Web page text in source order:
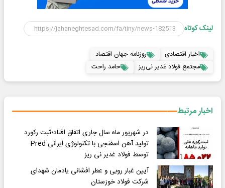
لینک کوتاه
اخبار اقتصادی
روزنامه جهان اقتصاد
مجتمع فولاد غدیر نی‌ریز
حامد راحت
اخبار مرتبط
در شهریور ماه سال جاری اتفاق افتاد؛ثبت رکورد
تولید آهن اسفنجی با تکنولوژی ایرانی Pred
توسط فولاد غدیر نی ریز
آیین غبار روبی و عطر افشانی یادمان شهدای
شرکت فولاد خوزستان